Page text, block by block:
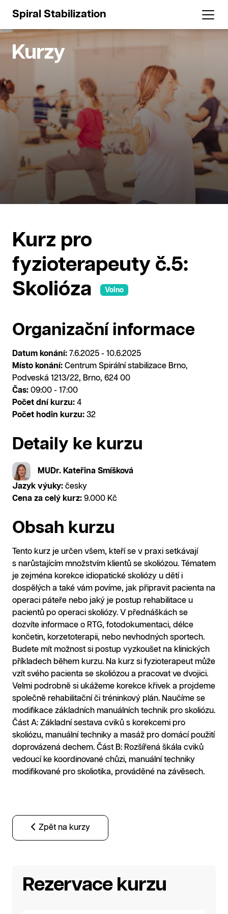
Spiral Stabilization
Kurzy
Kurz pro
fyzioterapeuty č.5:
Skolióza
Volno
Organizační informace
Datum konání: 7.6.2025 - 10.6.2025
Místo konání: Centrum Spirální stabilizace Brno,
Podveská 1213/22, Brno, 624 00
Čas: 09:00 - 17:00
Počet dní kurzu: 4
Počet hodin kurzu: 32
Detaily ke kurzu
MUDr. Kateřina Smíšková
Jazyk výuky: česky
Cena za celý kurz: 9.000 Kč
Obsah kurzu
Tento kurz je určen všem, kteří se v praxi setkávají
s narůstajícím množstvím klientů se skoliózou. Tématem
je zejména korekce idiopatické skoliózy u dětí i
dospělých a také vám povíme, jak připravit pacienta na
operaci páteře nebo jaký je postup rehabilitace u
pacientů po operaci skoliózy. V přednáškách se
dozvíte informace o RTG, fotodokumentaci, délce
končetin, korzetoterapii, nebo nevhodných sportech.
Budete mít možnost si postup vyzkoušet na klinických
příkladech během kurzu. Na kurz si fyzioterapeut může
vzít svého pacienta se skoliózou a pracovat ve dvojici.
Velmi podrobně si ukážeme korekce křivek a projdeme
společně rehabilitační či tréninkový plán. Naučíme se
modifikace základních manuálních technik pro skoliózu.
Část A: Základní sestava cviků s korekcemi pro
skoliózu, manuální techniky a masáž pro domácí použití
doprovázená dechem. Část B: Rozšířená škála cviků
vedoucí ke koordinované chůzi, manuální techniky
modifikované pro skoliotika, prováděné na závěsech.
Zpět na kurzy
Rezervace kurzu